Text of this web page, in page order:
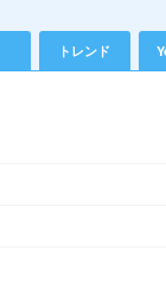
トレンド